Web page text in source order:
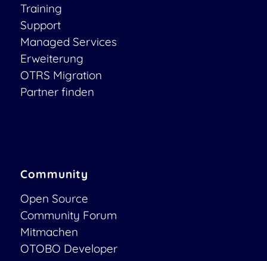
Training
Support
Managed Services
Erweiterung
OTRS Migration
Partner finden
Community
Open Source
Community Forum
Mitmachen
OTOBO Developer